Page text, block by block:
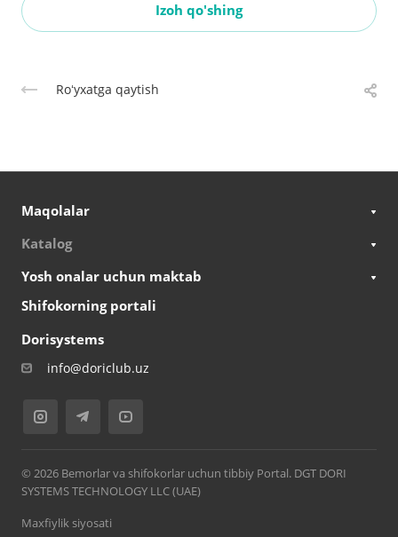
Izoh qo'shing
Roʻyxatga qaytish
Maqolalar
Katalog
Yosh onalar uchun maktab
Shifokorning portali
Dorisystems
info@doriclub.uz
© 2026 Bemorlar va shifokorlar uchun tibbiy Portal. DGT DORI
SYSTEMS TECHNOLOGY LLC (UAE)
Maxfiylik siyosati